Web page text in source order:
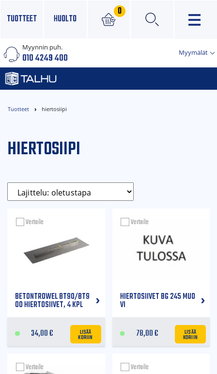
TUOTTEET HUOLTO
0
×
Myynnin puh.
010 4249 400 Myymälät
Tuotteet hiertosiipi
HIERTOSIIPI
BETONTROWEL BT90/BT9
00 HIERTOSIIVET, 4 KPL
34,00€ LISÄÄ
KORIIN
Vertaile
HIERTOSIIVET BG 245 MUO
VI
78,00€ LISÄÄ
KORIIN
Vertaile
Vertaile Vertaile